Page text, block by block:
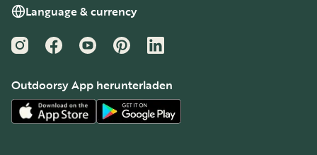
Language & currency
InstagramFacebookYouTubePinterestLinkedIn
Outdoorsy App herunterladen